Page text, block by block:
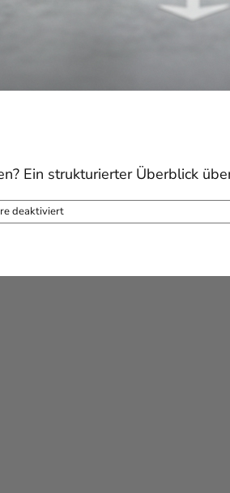
Ein strukturierter Überblick
deaktiviertfür
Sanierungsoptionen